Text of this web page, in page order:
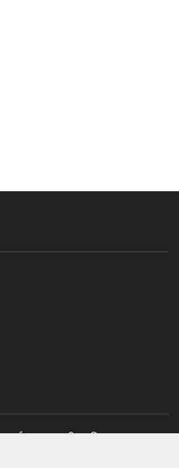
सरकार की प्रतिबद्धता